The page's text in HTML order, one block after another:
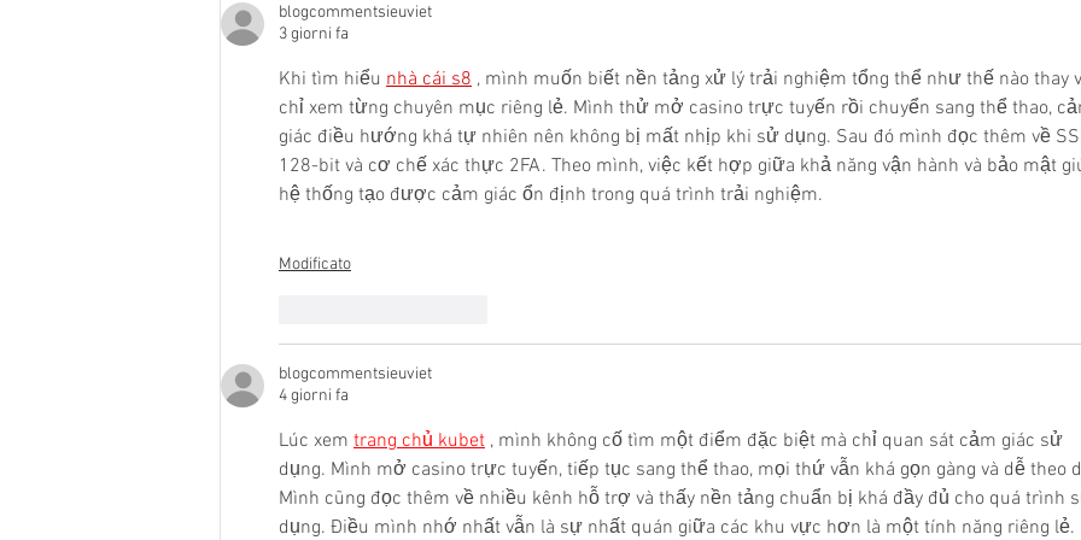
blogcommentsieuviet
3 giorni fa
Khi tìm hiểu nhà cái s8 , mình muốn biết nền tảng xử lý trải nghiệm tổng thể như thế nào thay
chỉ xem từng chuyên mục riêng lẻ. Mình thử mở casino trực tuyến rồi chuyển sang thể thao,
giác điều hướng khá tự nhiên nên không bị mất nhịp khi sử dụng. Sau đó mình đọc thêm về
128-bit và cơ chế xác thực 2FA. Theo mình, việc kết hợp giữa khả năng vận hành và bảo mật
hệ thống tạo được cảm giác ổn định trong quá trình trải nghiệm.
Modificato
blogcommentsieuviet
4 giorni fa
Lúc xem trang chủ kubet , mình không cố tìm một điểm đặc biệt mà chỉ quan sát cảm giác sử
dụng. Mình mở casino trực tuyến, tiếp tục sang thể thao, mọi thứ vẫn khá gọn gàng và dễ theo
Mình cũng đọc thêm về nhiều kênh hỗ trợ và thấy nền tảng chuẩn bị khá đầy đủ cho quá trình
dụng. Điều mình nhớ nhất vẫn là sự nhất quán giữa các khu vực hơn là một tính năng riêng lẻ.